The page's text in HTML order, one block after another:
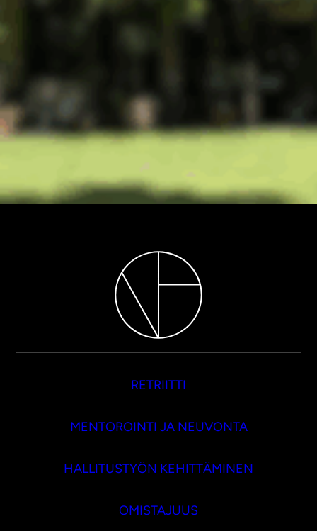
RETRIITTI
MENTOROINTI JA NEUVONTA
HALLITUSTYÖN KEHITTÄMINEN
OMISTAJUUS